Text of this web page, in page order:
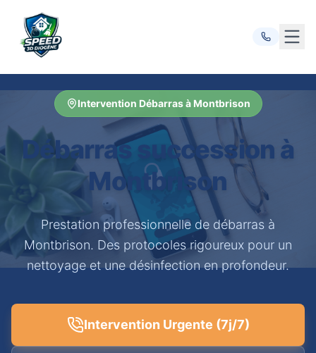
Intervention Débarras à Montbrison
Débarras succession à
Montbrison
Prestation professionnelle de débarras à
Montbrison. Des protocoles rigoureux pour un
nettoyage et une désinfection en profondeur.
Intervention Urgente (7j/7)